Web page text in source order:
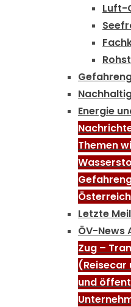
Luft-
Energie
Themen
Letzte
ÖV-News
Zug –
(Reisecar
und